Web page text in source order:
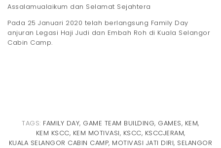
g
a
t
Assalamualaikum dan Selamat Sejahtera
Pada 25 Januari 2020 telah berlangsung Family Day
anjuran Legasi Haji Judi dan Embah Roh di Kuala Selangor
Cabin Camp.
TAGS: FAMILY DAY, GAME TEAM BUILDING, GAMES, KEM,
KEM KSCC, KEM MOTIVASI, KSCC, KSCCJERAM,
KUALA SELANGOR CABIN CAMP, MOTIVASI JATI DIRI, SELANGOR